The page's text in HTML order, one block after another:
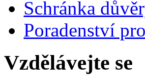
Schránka
Poradenství
Vzdělávejte se